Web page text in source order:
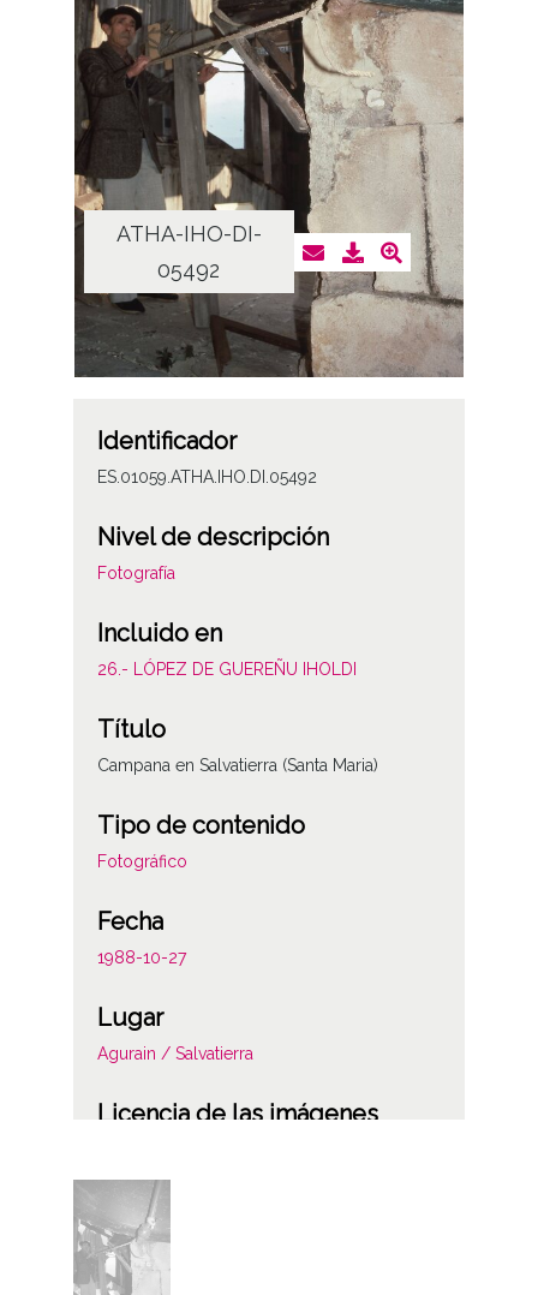
ATHA-IHO-DI-
05492
Identificador
ES.01059.ATHA.IHO.DI.05492
Nivel de descripción
Fotografía
Incluido en
26.- LÓPEZ DE GUEREÑU IHOLDI
Título
Campana en Salvatierra (Santa Maria)
Tipo de contenido
Fotográfico
Fecha
1988-10-27
Lugar
Agurain / Salvatierra
Licencia de las imágenes